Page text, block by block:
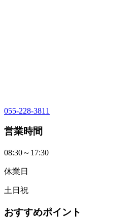
055-228-3811
営業時間
08:30～17:30
休業日
土日祝
おすすめポイント